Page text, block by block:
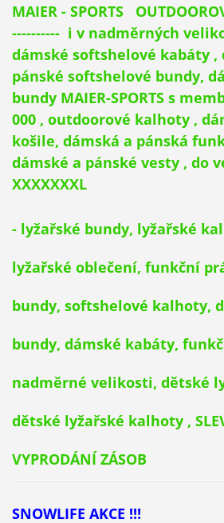
MAIER - SPORTS
---------- i v nadměrných
dámské softshelové kabáty ,
pánské softshelové bundy,
bundy MAIER-SPORTS s
000 , outdoorové kalhoty ,
košile, dámská a pánská
dámské a pánské vesty , do
XXXXXXXL
- lyžařské bundy, lyžařské
lyžařské oblečení, funkční
bundy, softshelové kalhoty,
bundy, dámské kabáty,
nadměrné velikosti, dětské
dětské lyžařské kalhoty ,
VYPRODÁNÍ ZÁSOB
SNOWLIFE AKCE !!!